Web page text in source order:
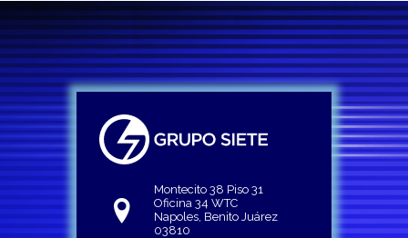
Montecito 38 Piso 31
Oficina 34 WTC
Napoles, Benito Juárez
03810